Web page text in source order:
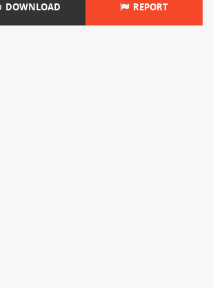
DOWNLOAD REPORT